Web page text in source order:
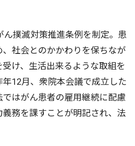
撲滅対策推進条例を制定。患
社会とのかかわりを保ちなが
け、生活出来るような取組を
12月、衆院本会議で成立した
はがん患者の雇用継続に配慮
務を課すことが明記され、法